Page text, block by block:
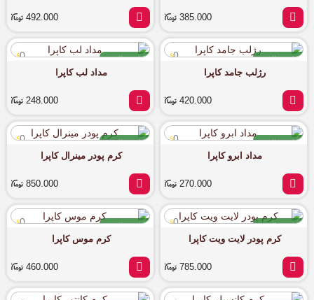
385.000
492.000
اورجینال
آماده ارسال
0
رژلب جامد کاپرا
420.000
اورجینال
آماده ارسال
0
مداد لب کاپرا
248.000
اورجینال
آماده ارسال
0
مداد ابرو کاپرا
270.000
اورجینال
آماده ارسال
0
کرم پودر مینرال کاپرا
850.000
اورجینال
آماده ارسال
0
کرم پودر لایت ویت کاپرا
785.000
اورجینال
آماده ارسال
0
کرم موس کاپرا
460.000